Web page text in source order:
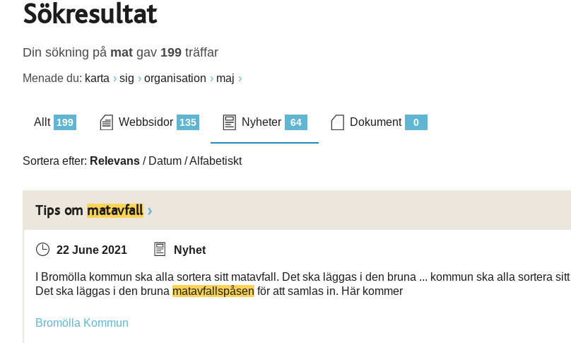
Sökresultat
Din sökning på mat gav 199 träffar
Menade du: karta sig organisation maj
199
Allt 135
Webbsidor 64
Nyheter 0
Dokument
Sortera efter: Relevans / Datum /Alfabetiskt
Tips om matavfall
22 June 2021 Nyhet
I Bromölla kommun ska alla sortera sitt matavfall. Det ska läggas i den bruna ... kommun ska alla sortera sitt
Det ska läggas i den bruna matavfallspåsen för att samlas in. Här kommer
Bromölla Kommun